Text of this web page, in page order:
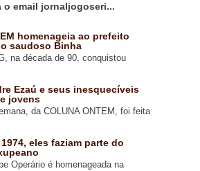
o email jornaljogoseri...
homenageia ao prefeito
saudoso Binha
na década de 90, conquistou
Ezaú e seus inesquecíveis
jovens
da COLUNA ONTEM, foi feita
1974, eles faziam parte do
Operário é homenageada na